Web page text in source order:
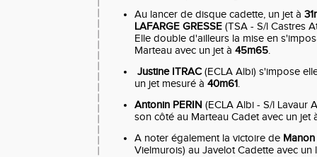
Au lancer de disque cadette, un jet à
LAFARGE GRESSE (TSA - S/l Castres
Elle double d'ailleurs la mise en
Marteau avec un jet à 45m65.
Justine ITRAC(ECLA Albi) s'impose
un jet mesuré à 40m61.
Antonin PERIN (ECLA Albi - S/l Lavaur
son côté au Marteau Cadet avec un jet
A noter également la victoire de
Vielmurois) au Javelot Cadette avec